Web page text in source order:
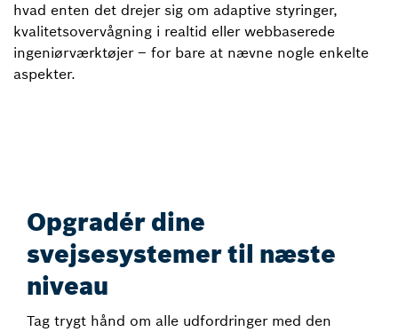
hvad enten det drejer sig om adaptive styringer,
kvalitetsovervågning i realtid eller webbaserede
ingeniørværktøjer – for bare at nævne nogle enkelte
aspekter.
Opgradér dine
svejsesystemer til næste
niveau
Tag trygt hånd om alle udfordringer med den